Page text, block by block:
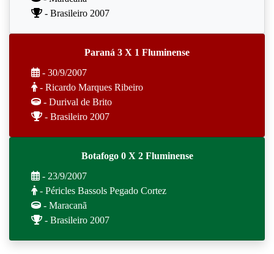
- Brasileiro 2007
Paraná 3 X 1 Fluminense
- 30/9/2007
- Ricardo Marques Ribeiro
- Durival de Brito
- Brasileiro 2007
Botafogo 0 X 2 Fluminense
- 23/9/2007
- Péricles Bassols Pegado Cortez
- Maracanã
- Brasileiro 2007